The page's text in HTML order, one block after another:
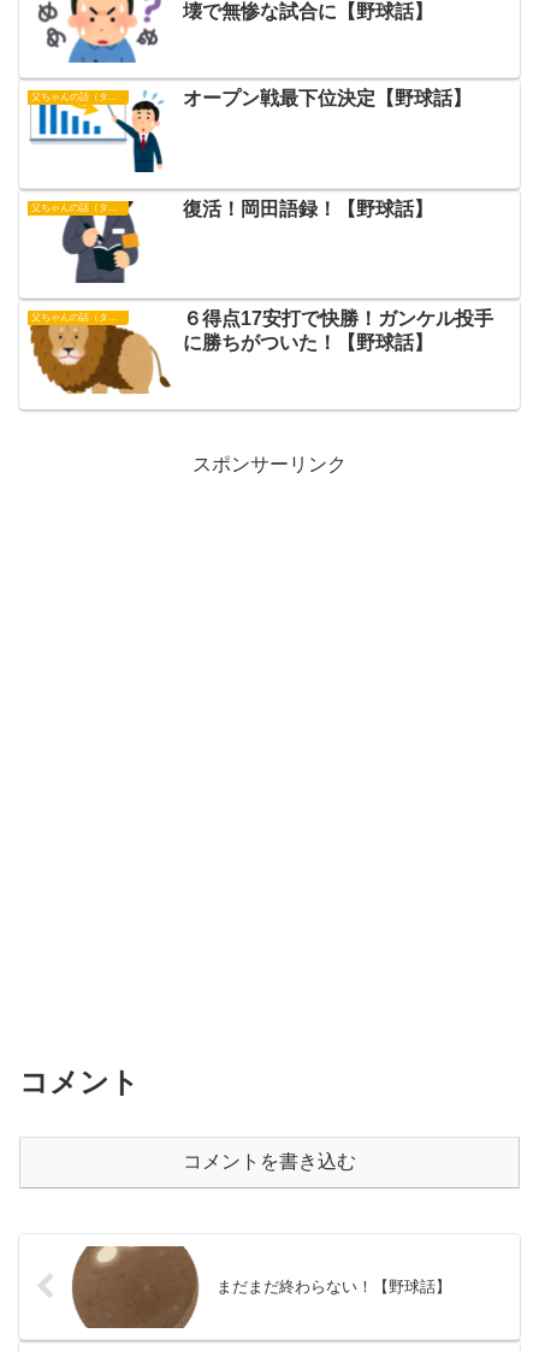
壊で無惨な試合に【野球話】
父ちゃんの話（タイガース） オープン戦最下位決定【野球話】
復活！岡田語録！【野球話】
父ちゃんの話（タイガース）
６得点17安打で快勝！ガンケル投手
に勝ちがついた！【野球話】
スポンサーリンク
コメント
コメントを書き込む
まだまだ終わらない！【野球話】